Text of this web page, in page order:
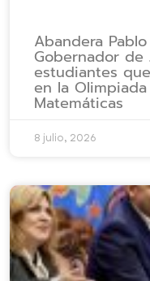
Abandera
Gobernador de
estudiantes
en la
Matemáticas
8 julio, 2026